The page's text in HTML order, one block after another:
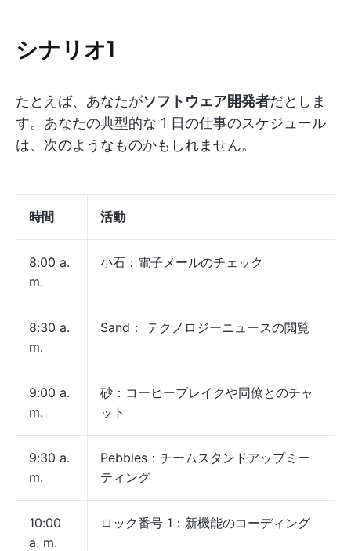
シナリオ1
たとえば、あなたがソフトウェア開発者だとしま
す。あなたの典型的な 1 日の仕事のスケジュール
は、次のようなものかもしれません。
時間 活動
8:00 a.
m.
小石：電子メールのチェック
8:30 a.
m.
Sand： テクノロジーニュースの閲覧
9:00 a.
m.
砂：コーヒーブレイクや同僚とのチャ
ット
9:30 a.
m.
Pebbles：チームスタンドアップミー
ティング
10:00
a. m.
ロック番号 1：新機能のコーディング